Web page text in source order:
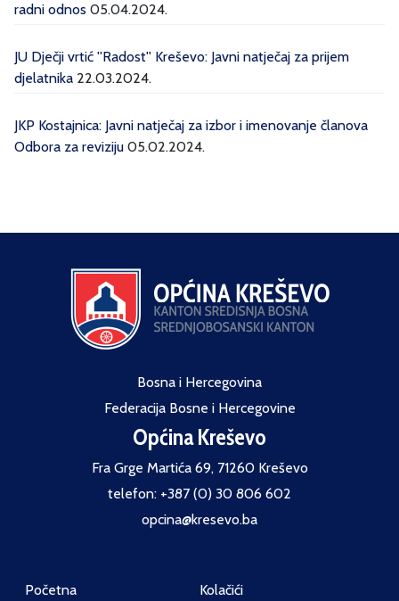
radni odnos 05.04.2024.
JU Dječji vrtić ''Radost'' Kreševo: Javni natječaj za prijem
djelatnika 22.03.2024.
JKP Kostajnica: Javni natječaj za izbor i imenovanje članova
Odbora za reviziju 05.02.2024.
Bosna i Hercegovina
Federacija Bosne i Hercegovine
Općina Kreševo
Fra Grge Martića 69, 71260 Kreševo
telefon: +387 (0) 30 806 602
opcina@kresevo.ba
Početna
Kolačići